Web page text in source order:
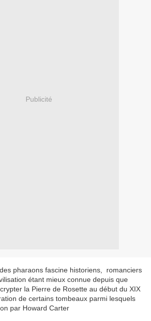
Publicité
pharaons fascine historiens, romanciers
étant mieux connue depuis que
la Pierre de Rosette au début du XIX
de certains tombeaux parmi lesquels
par Howard Carter